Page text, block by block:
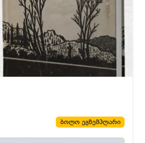
ბოლო ეგზემპლარი